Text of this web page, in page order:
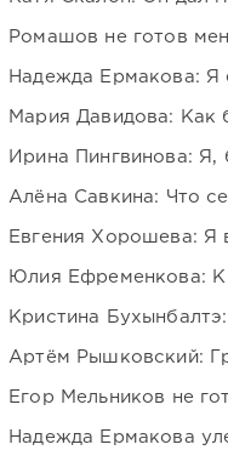
Ромашов не готов
Надежда Ермакова: Я
Мария Давидова: Как
Ирина Пингвинова: Я,
Алёна Савкина: Что
Евгения Хорошева: Я
Юлия Ефременкова:
Кристина
Артём Рышковский:
Егор Мельников не
Надежда Ермакова